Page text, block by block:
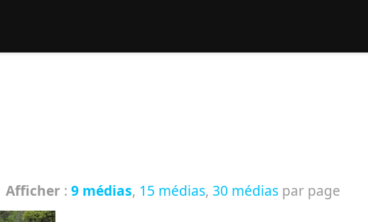
Afficher : 9 médias, 15 médias, 30 médias par page